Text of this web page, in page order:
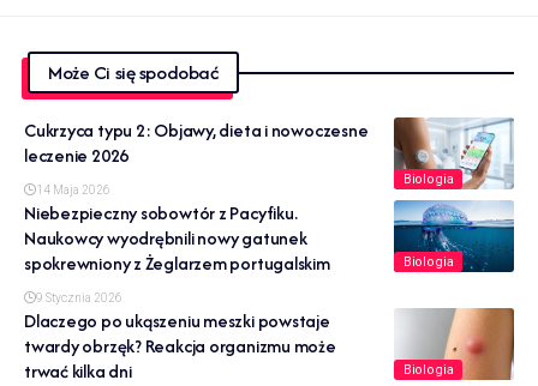
Może Ci się spodobać
Biologia
Cukrzyca typu 2: Objawy, dieta i nowoczesne
leczenie 2026
14 Maja 2026
Biologia
Niebezpieczny sobowtór z Pacyfiku.
Naukowcy wyodrębnili nowy gatunek
spokrewniony z Żeglarzem portugalskim
9 Stycznia 2026
Biologia
Dlaczego po ukąszeniu meszki powstaje
twardy obrzęk? Reakcja organizmu może
trwać kilka dni